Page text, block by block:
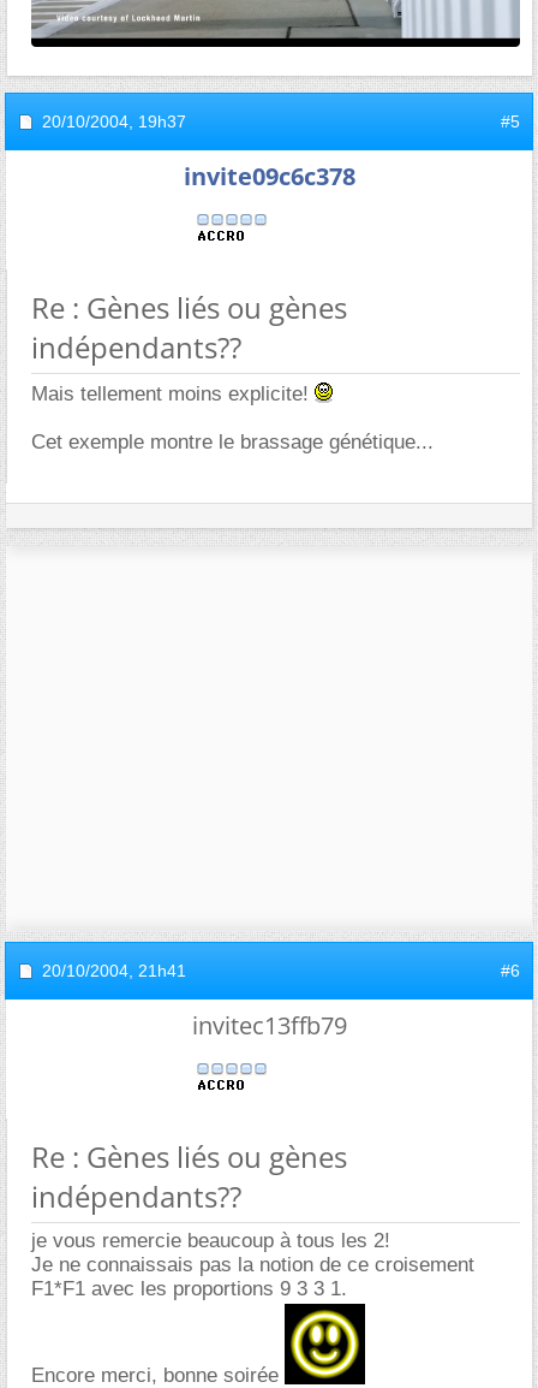
20/10/2004, 19h37 #5
invite09c6c378
Re : Gènes liés ou gènes
indépendants??
Mais tellement moins explicite!
Cet exemple montre le brassage génétique...
20/10/2004, 21h41 #6
invitec13ffb79
Re : Gènes liés ou gènes
indépendants??
je vous remercie beaucoup à tous les 2!
Je ne connaissais pas la notion de ce croisement
F1*F1 avec les proportions 9 3 3 1.
Encore merci, bonne soirée